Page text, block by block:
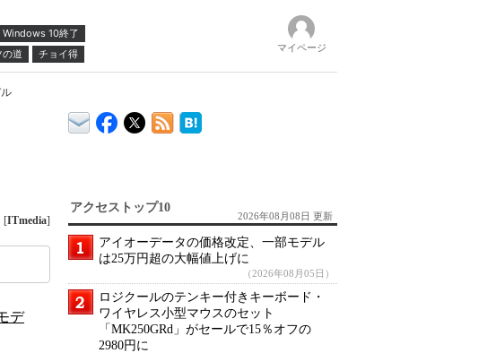
Windows 10終了
の道 チョイ得 マイページ
[ITmedia]
デ
アクセストップ10
2026年08月08日 更新
アイオーデータの価格改定、一部モデル
は25万円超の大幅値上げに
（2026年08月05日）
ロジクールのテンキー付きキーボード・
ワイヤレス小型マウスのセット
「MK250GRd」がセールで15％オフの
2980円に